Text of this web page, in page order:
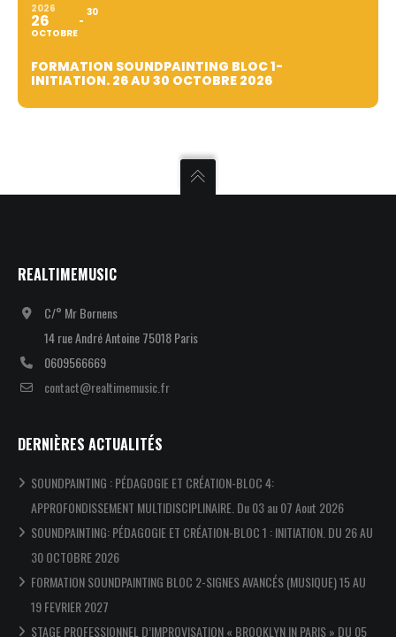
2026
26
OCTOBRE
30
FORMATION SOUNDPAINTING BLOC 1-
INITIATION. 26 AU 30 OCTOBRE 2026
REALTIMEMUSIC
C/° Mr Bornens
14 rue André Antoine 75018 Paris
0609566669
contact@realtimemusic.fr
DERNIÈRES ACTUALITÉS
SOUNDPAINTING : PÉDAGOGIE ET CRÉATION-BLOC 4:
APPROFONDISSEMENT MULTIDISCIPLINAIRE. Du 03 au 07 Aout 2026
SOUNDPAINTING: PÉDAGOGIE ET CRÉATION-BLOC 1 : INITIATION. DU 26 AU
30 OCTOBRE 2026
FORMATION SOUNDPAINTING BLOC 2-SIGNES AVANCÉS (MUSIQUE) 15 AU
19 FEVRIER 2027
STAGE PROFESSIONNEL D’IMPROVISATION « BROOKLYN IN PARIS » DU 05